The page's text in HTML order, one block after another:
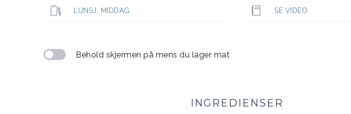
LUNSJ, MIDDAG SE VIDEO
Behold skjermen på mens du lager mat
INGREDIENSER